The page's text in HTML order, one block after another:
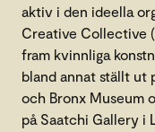
aktiv i den ideella
Creative Collective
fram kvinnliga
bland annat ställt ut
och Bronx Museum
på Saatchi Gallery i